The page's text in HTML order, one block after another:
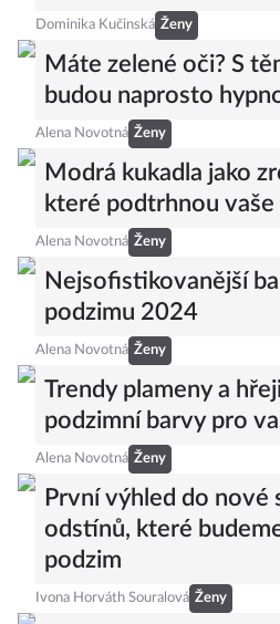
Dominika Kučinská Ženy
Máte zelené oči? S
budou naprosto
Alena Novotná Ženy
Modrá kukadla jako
které podtrhnou vaše
Alena Novotná Ženy
Nejsofistikovanější
podzimu 2024
Alena Novotná Ženy
Trendy plameny a
podzimní barvy pro
Alena Novotná Ženy
První výhled do nové
odstínů, které
podzim
Ivona Horváth Souralová Ženy